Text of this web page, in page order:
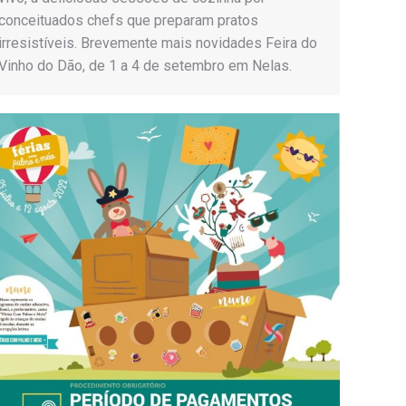
chefs que preparam pratos
Brevemente mais novidades Feira do
do Dão, de 1 a 4 de setembro em Nelas.